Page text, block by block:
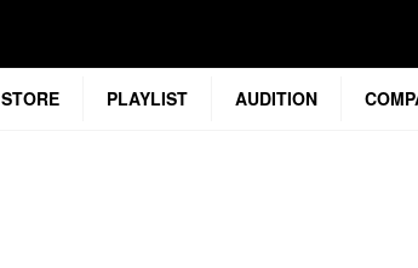
STORE PLAYLIST AUDITION